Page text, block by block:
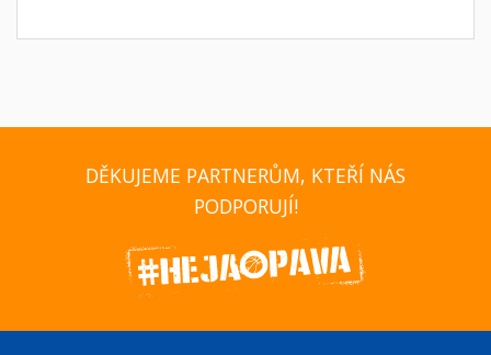
DĚKUJEME PARTNERŮM, KTEŘÍ NÁS
PODPORUJÍ!